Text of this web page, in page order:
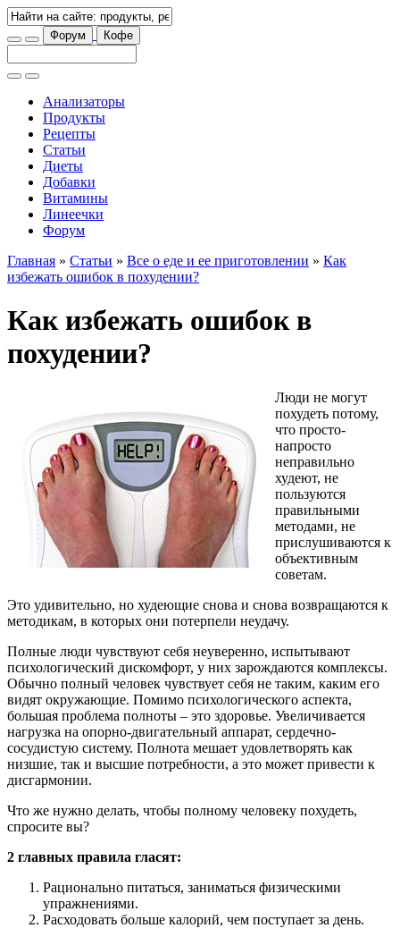
Форум Кофе
Анализаторы
Продукты
Рецепты
Статьи
Диеты
Добавки
Витамины
Линеечки
Форум
Главная » Статьи » Все о еде и ее приготовлении » Как
избежать ошибок в похудении?
Как избежать ошибок в
похудении?
Люди не могут
похудеть потому,
что просто-
напросто
неправильно
худеют, не
пользуются
правильными
методами, не
прислушиваются к
объективным
советам.
Это удивительно, но худеющие снова и снова возвращаются к
методикам, в которых они потерпели неудачу.
Полные люди чувствуют себя неуверенно, испытывают
психологический дискомфорт, у них зарождаются комплексы.
Обычно полный человек чувствует себя не таким, каким его
видят окружающие. Помимо психологического аспекта,
большая проблема полноты – это здоровье. Увеличивается
нагрузка на опорно-двигательный аппарат, сердечно-
сосудистую систему. Полнота мешает удовлетворять как
низшие, так и высшие потребности, а это может привести к
дисгармонии.
Что же нужно делать, чтобы полному человеку похудеть,
спросите вы?
2 главных правила гласят:
Рационально питаться, заниматься физическими
упражнениями.
Расходовать больше калорий, чем поступает за день.